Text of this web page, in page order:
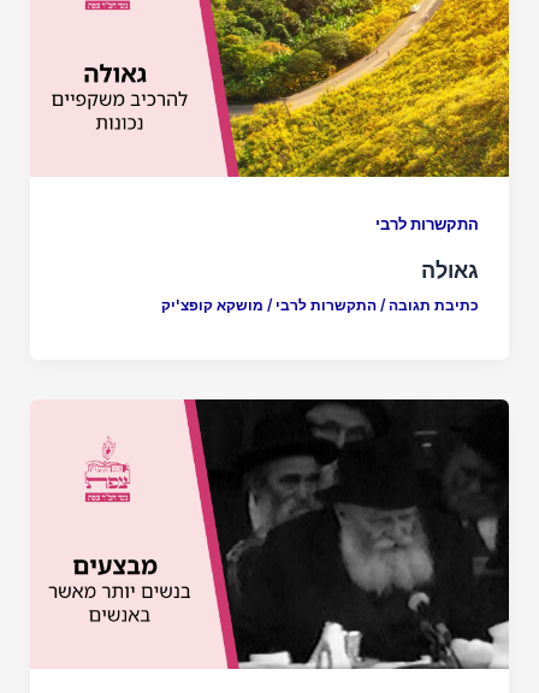
התקשרות לרבי
גאולה
כתיבת תגובה / התקשרות לרבי / מושקא קופצ'יק